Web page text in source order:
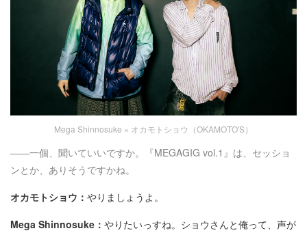
Mega Shinnosuke × オカモトショウ（OKAMOTO'S）
――一個、聞いていいですか。『MEGAGIG vol.1』は、セッショ
ンとか、ありそうですかね。
オカモトショウ： やりましょうよ。
Mega Shinnosuke： やりたいっすね。ショウさんと俺って、声が